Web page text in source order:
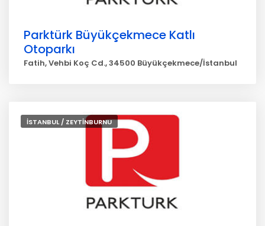
Parktürk Büyükçekmece Katlı
Otoparkı
Fatih, Vehbi Koç Cd., 34500 Büyükçekmece/İstanbul
İSTANBUL / ZEYTİNBURNU